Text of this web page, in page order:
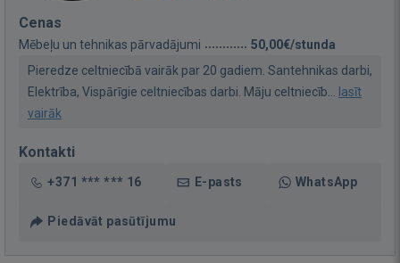
Cenas
Mēbeļu un tehnikas pārvadājumi
50,00€/stunda
Pieredze celtniecībā vairāk par 20 gadiem. Santehnikas darbi,
Elektrība, Vispārīgie celtniecības darbi. Māju celtniecīb... lasīt
vairāk
Kontakti
+371 *** *** 16 E-pasts WhatsApp
Piedāvāt pasūtījumu